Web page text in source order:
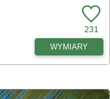
231
WYMIARY